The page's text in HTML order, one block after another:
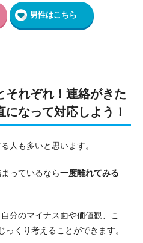
男性はこちら
それぞれ！連絡がきた
なって対応しよう！
人も多いと思います。
っているなら一度離れてみる
分のマイナス面や価値観、こ
くり考えることができます。